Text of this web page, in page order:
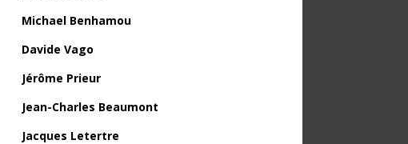
Michael Benhamou
Davide Vago
Jérôme Prieur
Jean-Charles Beaumont
Jacques Letertre